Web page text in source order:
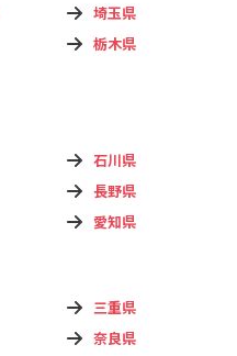
埼玉県
栃木県
石川県
長野県
愛知県
三重県
奈良県